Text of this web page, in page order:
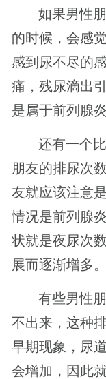
如果男性
的时候，会感
感到尿不尽的
痛，残尿滴出
是属于前列腺
还有一个
朋友的排尿次
友就应该注意
情况是前列腺
状就是夜尿次
展而逐渐增多。
有些男性
不出来，这种
早期现象，尿
会增加，因此